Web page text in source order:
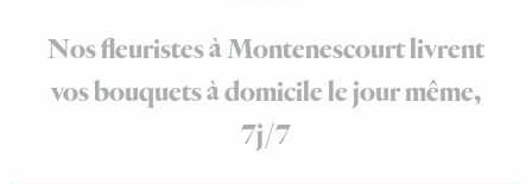
Nos fleuristes à Montenescourt livrent
vos bouquets à domicile le jour même,
7j/7